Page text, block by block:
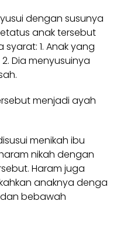
dengan susunya
anak tersebut
1. Anak yang
Dia menyusuinya
menjadi ayah
menikah ibu
nikah dengan
Haram juga
anaknya denga
bebawah